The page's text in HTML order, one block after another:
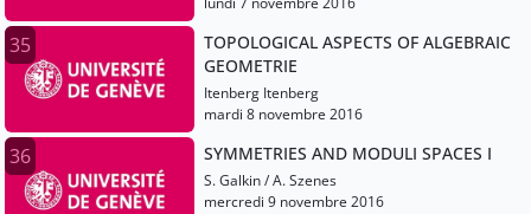
35
TOPOLOGICAL ASPECTS OF ALGEBRAIC
GEOMETRIE
Itenberg Itenberg
mardi 8 novembre 2016
36 SYMMETRIES AND MODULI SPACES I
S. Galkin / A. Szenes
mercredi 9 novembre 2016